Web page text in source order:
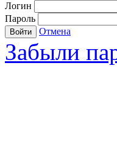
Логин
Пароль
Войти Отмена
Забыли